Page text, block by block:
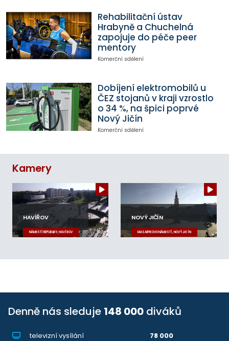
Rehabilitační ústav
Hrabyně a Chuchelná
zapojuje do péče peer
mentory
Komerční sdělení
Dobíjení elektromobilů u
ČEZ stojanů v kraji vzrostlo
o 34 %, na špici poprvé
Nový Jičín
Komerční sdělení
Kamery
HAVÍŘOV
NÁMĚSTÍ REPUBLIKY, HAVÍŘOV
NOVÝ JIČÍN
MASARYKOVO NÁMĚSTÍ, NOVÝ JIČÍN
Denně nás sleduje 148 000 diváků
televizní vysílání
78 000